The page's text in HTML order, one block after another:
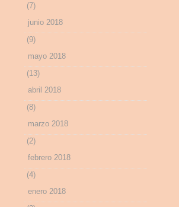
(7)
junio 2018
(9)
mayo 2018
(13)
abril 2018
(8)
marzo 2018
(2)
febrero 2018
(4)
enero 2018